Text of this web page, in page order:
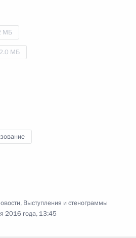
МБ
МБ
, Выступления и стенограммы
2016 года, 13:45